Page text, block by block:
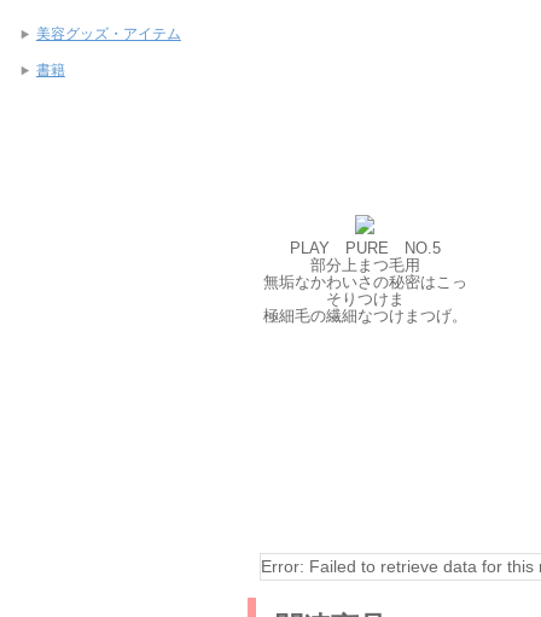
PLAY PURE NO.5
部分上まつ毛用
無垢なかわいさの秘密はこっ
そりつけま
極細毛の繊細なつけまつげ。
Error: Failed to retrieve data for this
美容グッズ・アイテム
書籍